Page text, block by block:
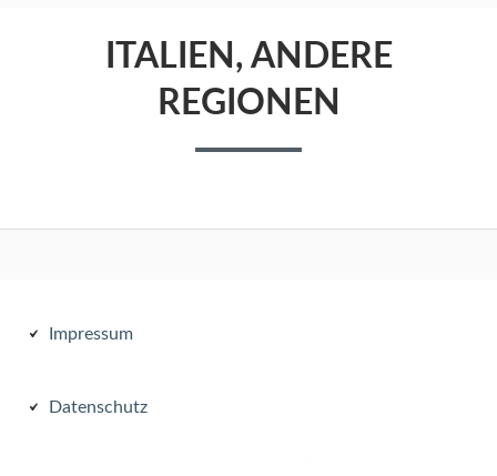
ITALIEN, ANDERE
REGIONEN
Subsidiary
Impressum
Datenschutz